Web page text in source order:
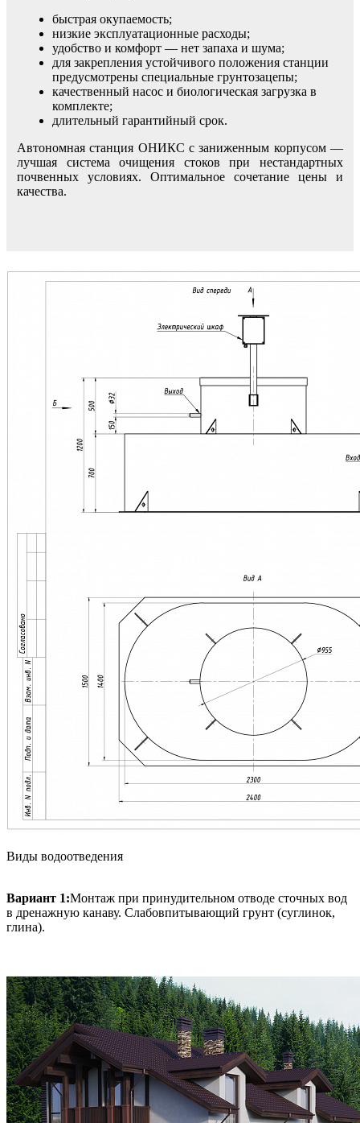
быстрая окупаемость;
низкие эксплуатационные расходы;
удобство и комфорт — нет запаха и шума;
для закрепления устойчивого положения станции
предусмотрены специальные грунтозацепы;
качественный насос и биологическая загрузка в
комплекте;
длительный гарантийный срок.
Автономная станция ОНИКС с заниженным корпусом —
лучшая система очищения стоков при нестандартных
почвенных условиях. Оптимальное сочетание цены и
качества.
Виды водоотведения
Вариант 1:Монтаж при принудительном отводе сточных вод
в дренажную канаву. Слабовпитывающий грунт (суглинок,
глина).